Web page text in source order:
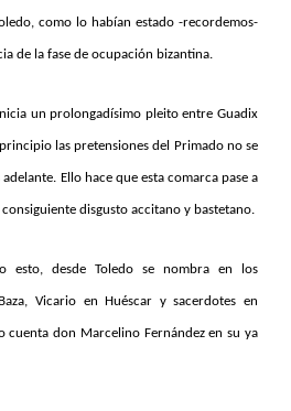
como lo habían estado -recordemos-
de la fase de ocupación bizantina.
un prolongadísimo pleito entre Guadix
las pretensiones del Primado no se
Ello hace que esta comarca pase a
disgusto accitano y bastetano.
esto, desde Toledo se nombra en los
Vicario en Huéscar y sacerdotes en
cuenta don Marcelino Fernández en su ya